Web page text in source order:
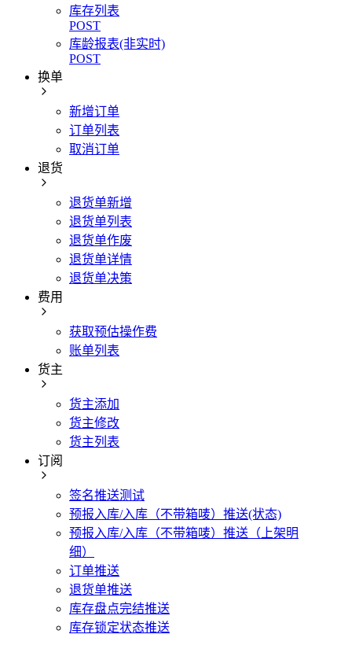
库存列表
POST
库龄报表(非实时)
POST
换单
新增订单
订单列表
取消订单
退货
退货单新增
退货单列表
退货单作废
退货单详情
退货单决策
费用
获取预估操作费
账单列表
货主
货主添加
货主修改
货主列表
订阅
签名推送测试
预报入库/入库（不带箱唛）推送(状态)
预报入库/入库（不带箱唛）推送（上架明
细）
订单推送
退货单推送
库存盘点完结推送
库存锁定状态推送